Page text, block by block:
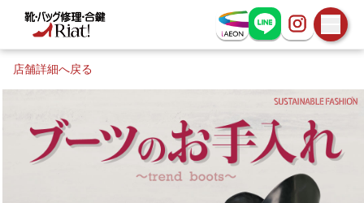
お問い合わせ
店舗詳細へ戻る